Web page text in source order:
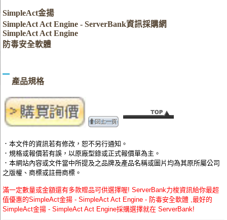
SimpleAct金揚
SimpleAct Act Engine - ServerBank資訊採購網
SimpleAct Act Engine
防毒安全軟體
產品規格
．本文件的資訊若有修改，恕不另行通知。
．規格或報價若有誤，以原廠型錄或正式報價單為主。
．本網站內容或文件當中所提及之品牌及產品名稱或圖片均為其原所屬公司
之版權、商標或註冊商標。
滿一定數量或金額還有多款贈品可供選擇喔! ServerBank力梭資訊給你最超
值優惠的SimpleAct金揚 - SimpleAct Act Engine - 防毒安全軟體 ,最好的
SimpleAct金揚 - SimpleAct Act Engine採購選擇就在 ServerBank!